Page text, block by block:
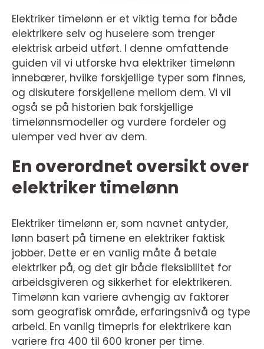
Elektriker timelønn er et viktig tema for både
elektrikere selv og huseiere som trenger
elektrisk arbeid utført. I denne omfattende
guiden vil vi utforske hva elektriker timelønn
innebærer, hvilke forskjellige typer som finnes,
og diskutere forskjellene mellom dem. Vi vil
også se på historien bak forskjellige
timelønnsmodeller og vurdere fordeler og
ulemper ved hver av dem.
En overordnet oversikt over
elektriker timelønn
Elektriker timelønn er, som navnet antyder,
lønn basert på timene en elektriker faktisk
jobber. Dette er en vanlig måte å betale
elektriker på, og det gir både fleksibilitet for
arbeidsgiveren og sikkerhet for elektrikeren.
Timelønn kan variere avhengig av faktorer
som geografisk område, erfaringsnivå og type
arbeid. En vanlig timepris for elektrikere kan
variere fra 400 til 600 kroner per time.